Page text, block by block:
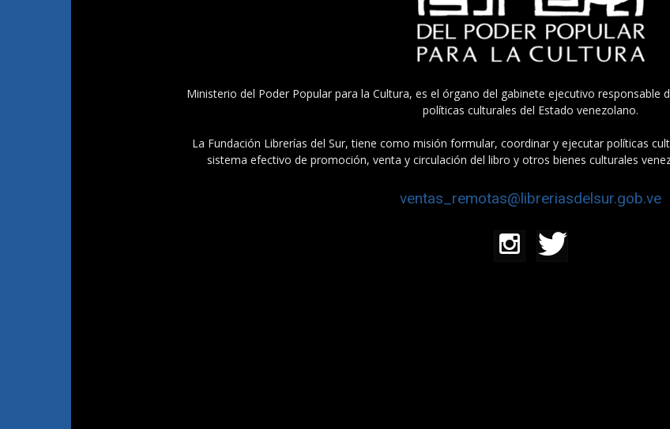
Ministerio del Poder Popular para la Cultura, es el órgano del gabinete ejecutivo responsable
políticas culturales del Estado venezolano.
La Fundación Librerías del Sur, tiene como misión formular, coordinar y ejecutar políticas
sistema efectivo de promoción, venta y circulación del libro y otros bienes culturales
ventas_remotas@libreriasdelsur.gob.ve